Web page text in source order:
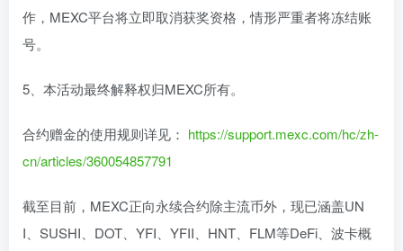
作，MEXC平台将立即取消获奖资格，情形严重者将冻结账
号。
5、本活动最终解释权归MEXC所有。
合约赠金的使用规则详见： https://support.mexc.com/hc/zh-
cn/articles/360054857791
截至目前，MEXC正向永续合约除主流币外，现已涵盖UN
I、SUSHI、DOT、YFI、YFII、HNT、FLM等DeFi、波卡概